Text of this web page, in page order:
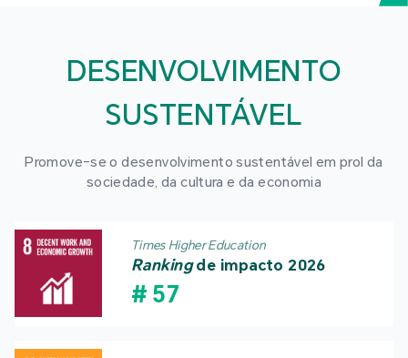
DESENVOLVIMENTO
SUSTENTÁVEL
Promove-se o desenvolvimento sustentável em prol da
sociedade, da cultura e da economia
Times Higher Education
Rankingde impacto 2026
# 57